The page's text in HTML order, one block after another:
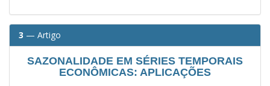
3 — Artigo
SAZONALIDADE EM SÉRIES TEMPORAIS
ECONÔMICAS: APLICAÇÕES